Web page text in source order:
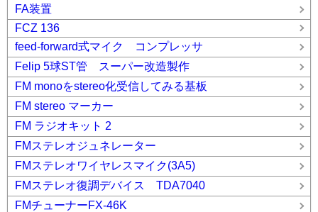
FA装置
FCZ 136
feed-forward式マイク コンプレッサ
Felip 5球ST管 スーパー改造製作
FM monoをstereo化受信してみる基板
FM stereo マーカー
FM ラジオキット 2
FMステレオジュネレーター
FMステレオワイヤレスマイク(3A5)
FMステレオ復調デバイス TDA7040
FMチューナーFX-46K